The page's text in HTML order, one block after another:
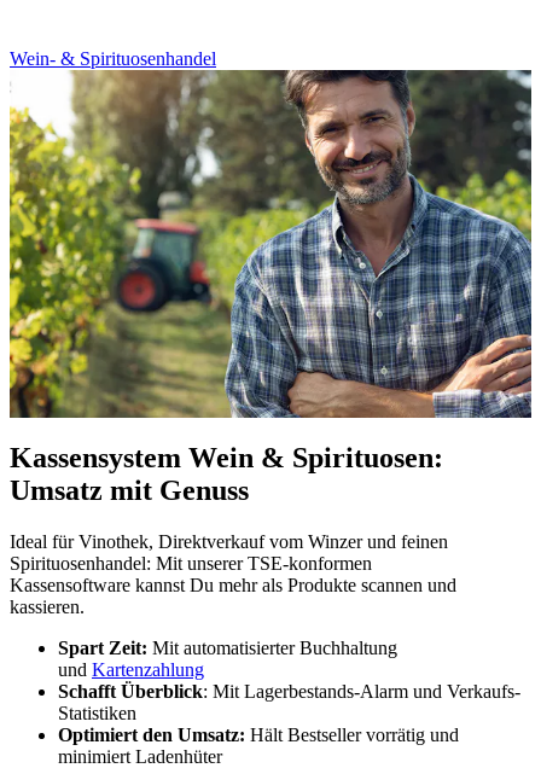
Wein- & Spirituosenhandel
Kassensystem Wein & Spirituosen:
Umsatz mit Genuss
Ideal für Vinothek, Direktverkauf vom Winzer und feinen
Spirituosenhandel: Mit unserer TSE-konformen
Kassensoftware kannst Du mehr als Produkte scannen und
kassieren.
Spart Zeit: Mit automatisierter Buchhaltung
und Kartenzahlung
Schafft Überblick: Mit Lagerbestands-Alarm und Verkaufs-
Statistiken
Optimiert den Umsatz: Hält Bestseller vorrätig und
minimiert Ladenhüter